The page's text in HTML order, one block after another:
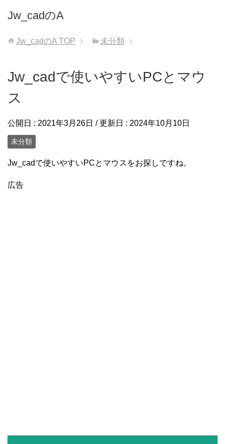
Jw_cadのA
Jw_cadのA TOP 未分類
Jw_cadで使いやすいPCとマウ
ス
公開日 : 2021年3月26日 / 更新日 : 2024年10月10日
未分類
Jw_cadで使いやすいPCとマウスをお探しですね。
広告